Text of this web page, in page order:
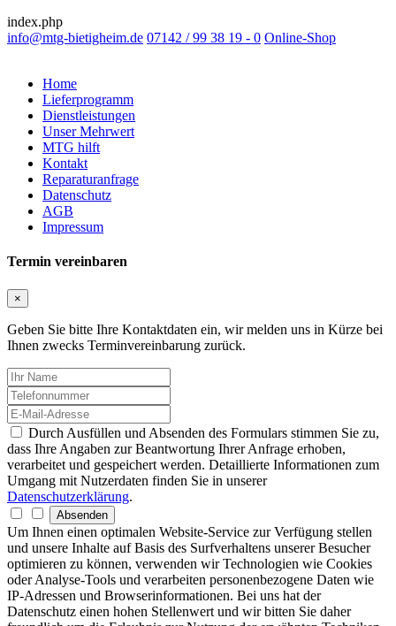
index.php
info@mtg-bietigheim.de 07142 / 99 38 19 - 0 Online-Shop
Home
Lieferprogramm
Dienstleistungen
Unser Mehrwert
MTG hilft
Kontakt
Reparaturanfrage
Datenschutz
AGB
Impressum
Termin vereinbaren
×
Geben Sie bitte Ihre Kontaktdaten ein, wir melden uns in Kürze bei
Ihnen zwecks Terminvereinbarung zurück.
Durch Ausfüllen und Absenden des Formulars stimmen Sie zu,
dass Ihre Angaben zur Beantwortung Ihrer Anfrage erhoben,
verarbeitet und gespeichert werden. Detaillierte Informationen zum
Umgang mit Nutzerdaten finden Sie in unserer
Datenschutzerklärung.
Absenden
Um Ihnen einen optimalen Website-Service zur Verfügung stellen
und unsere Inhalte auf Basis des Surfverhaltens unserer Besucher
optimieren zu können, verwenden wir Technologien wie Cookies
oder Analyse-Tools und verarbeiten personenbezogene Daten wie
IP-Adressen und Browserinformationen. Bei uns hat der
Datenschutz einen hohen Stellenwert und wir bitten Sie daher